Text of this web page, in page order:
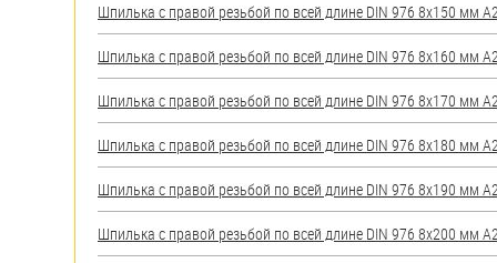
Шпилька с правой резьбой по всей длине DIN 976 8х150 мм
Шпилька с правой резьбой по всей длине DIN 976 8х160 мм
Шпилька с правой резьбой по всей длине DIN 976 8х170 мм
Шпилька с правой резьбой по всей длине DIN 976 8х180 мм
Шпилька с правой резьбой по всей длине DIN 976 8х190 мм
Шпилька с правой резьбой по всей длине DIN 976 8х200 мм